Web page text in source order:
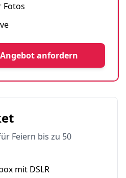
Fotos
anfordern
Feiern bis zu 50
mit DSLR